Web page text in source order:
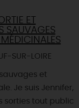
ET
SAUVAGES
SUR-LOIRE
et
Je suis Jennifer,
sorties tout public